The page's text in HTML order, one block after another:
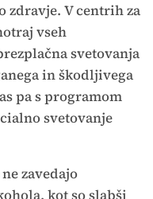
zdravje. V centrih za
vseh
svetovanja
in škodljivega
pa s programom
svetovanje
zavedajo